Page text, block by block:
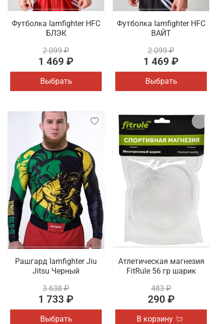
Футболка Iamfighter HFC
БЛЭК
2 099 ₽
1 469 ₽
Выбрать
Футболка Iamfighter HFC
ВАЙТ
2 099 ₽
1 469 ₽
Выбрать
Рашгард Iamfighter Jiu
Jitsu Черный
3 638 ₽
1 733 ₽
Выбрать
Атлетическая магнезия
FitRule 56 гр шарик
483 ₽
290 ₽
В корзину